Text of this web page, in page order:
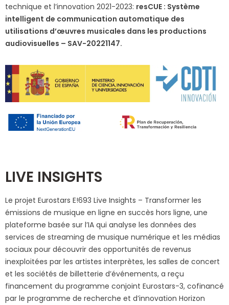
technique et l’innovation 2021-2023: resCUE : Système
intelligent de communication automatique des
utilisations d’œuvres musicales dans les productions
audiovisuelles – SAV-20221147.
LIVE INSIGHTS
Le projet Eurostars E!693 Live Insights – Transformer les
émissions de musique en ligne en succès hors ligne, une
plateforme basée sur l’IA qui analyse les données des
services de streaming de musique numérique et les médias
sociaux pour découvrir des opportunités de revenus
inexploitées par les artistes interprètes, les salles de concert
et les sociétés de billetterie d’événements, a reçu
financement du programme conjoint Eurostars-3, cofinancé
par le programme de recherche et d’innovation Horizon